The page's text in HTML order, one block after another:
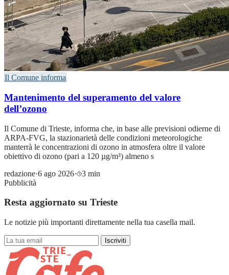
Il Comune informa
Mantenimento del superamento del valore
dell’ozono
Il Comune di Trieste, informa che, in base alle previsioni odierne di
ARPA-FVG, la stazionarietà delle condizioni meteorologiche
manterrà le concentrazioni di ozono in atmosfera oltre il valore
obiettivo di ozono (pari a 120 µg/m³) almeno s
redazione·6 ago 2026·
3 min
Pubblicità
Resta aggiornato su Trieste
Le notizie più importanti direttamente nella tua casella mail.
Iscriviti